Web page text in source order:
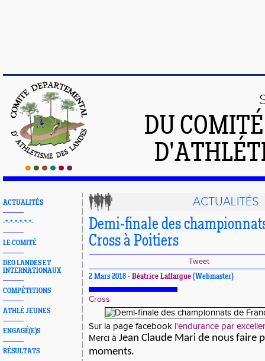
DU
ACTUALITÉS
-*-*-*-*-*-*-
LE COMITÉ
DEO LANDES ET
INTERNATIONAUX
COMPÉTITIONS
ATHLÉ JEUNES
ENGAGÉ(E)S
RÉSULTATS
ACTUALITÉS
Demi-finale des
Cross à Poitiers
Tweet
2 Mars 2018 - Béatrice Laffargue (Webmaster)
Cross
Sur la page facebook l'endurance par
Merci à Jean Claude Mari de nous faire
moments.